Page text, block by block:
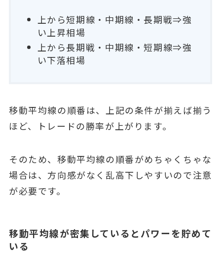
上から短期線・中期線・長期戦⇒強
い上昇相場
上から長期戦・中期線・短期線⇒強
い下落相場
移動平均線の順番は、上記の条件が揃えば揃う
ほど、トレードの勝率が上がります。
そのため、移動平均線の順番がめちゃくちゃな
場合は、方向感がなく乱高下しやすいので注意
が必要です。
移動平均線が密集しているとパワーを貯めて
いる